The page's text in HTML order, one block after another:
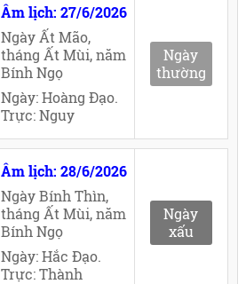
Âm lịch: 27/6/2026
Ngày Ất Mão,
tháng Ất Mùi, năm
Bính Ngọ
Ngày: Hoàng Đạo.
Trực: Nguy
Ngày
thường
Âm lịch: 28/6/2026
Ngày Bính Thìn,
tháng Ất Mùi, năm
Bính Ngọ
Ngày: Hắc Đạo.
Trực: Thành
Ngày
xấu